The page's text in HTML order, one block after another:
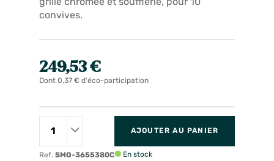
convives.
249,53 €
Dont 0,37 € d'éco-participation
Ref. SMG-3655380C
AJOUTER AU PANIER
En stock